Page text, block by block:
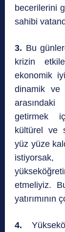
becerilerini
sahibi
3. Bu
krizin
ekonomik
dinamik ve
getirmek
kültürel ve
yüz yüze
etmeliyiz.
4.